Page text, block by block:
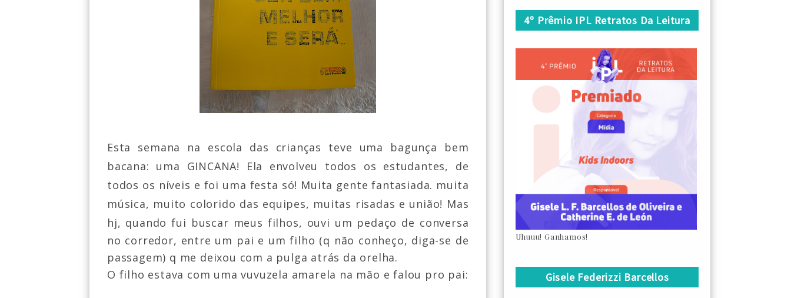
Esta semana na escola das crianças teve uma bagunça bem
bacana: uma GINCANA! Ela envolveu todos os estudantes, de
todos os níveis e foi uma festa só! Muita gente fantasiada. muita
música, muito colorido das equipes, muitas risadas e união! Mas
hj, quando fui buscar meus filhos, ouvi um pedaço de conversa
no corredor, entre um pai e um filho (q não conheço, diga-se de
passagem) q me deixou com a pulga atrás da orelha.
O filho estava com uma vuvuzela amarela na mão e falou pro pai:
4º Prêmio IPL Retratos Da Leitura
Uhuuu! Ganhamos!
Gisele Federizzi Barcellos